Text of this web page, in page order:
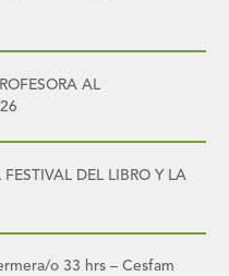
AL
FESTIVAL DEL LIBRO Y LA
o 33 hrs – Cesfam